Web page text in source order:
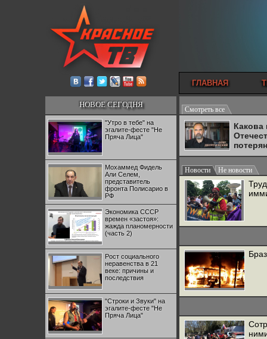
ГЛАВНАЯ
НОВОЕ СЕГОДНЯ
"Утро в тебе" на
эгалите-фесте "Не
Пряча Лица"
Мохаммед Фидель
Али Селем,
представитель
фронта Полисарио в
РФ
Экономика СССР
времен «застоя»:
жажда планомерности
(часть 2)
Рост социального
неравенства в 21
веке: причины и
последствия
"Строки и Звуки" на
эгалите-фесте "Не
Пряча Лица"
Смотреть все
Новости Не новости